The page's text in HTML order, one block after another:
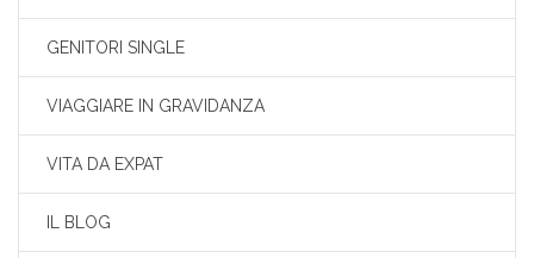
GENITORI SINGLE
VIAGGIARE IN GRAVIDANZA
VITA DA EXPAT
IL BLOG